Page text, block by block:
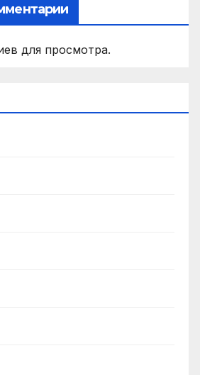
для просмотра.